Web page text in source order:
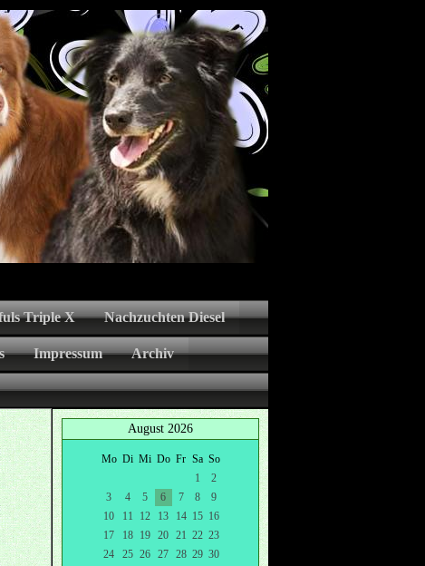
Triple X Nachzuchten Diesel
Impressum Archiv
August 2026
Mo Di Mi Do Fr Sa So
1
2
3
4 5 6 7 8
9
10
11 12 13 14 15 16
17
18 19 20 21 22 23
24
25 26 27 28 29 30